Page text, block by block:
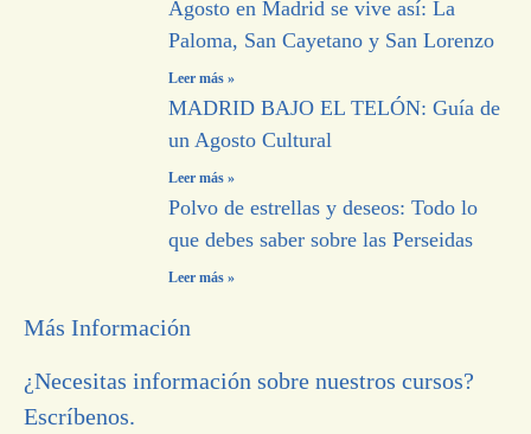
Agosto en Madrid se vive así: La
Paloma, San Cayetano y San Lorenzo
Leer más »
MADRID BAJO EL TELÓN: Guía de
un Agosto Cultural
Leer más »
Polvo de estrellas y deseos: Todo lo
que debes saber sobre las Perseidas
Leer más »
Más Información
¿Necesitas información sobre nuestros cursos?
Escríbenos.